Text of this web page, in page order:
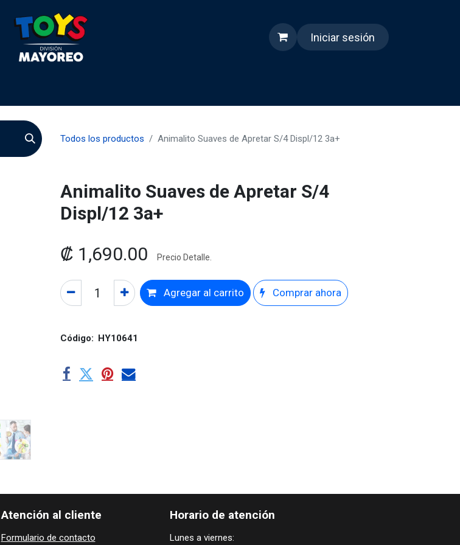
Iniciar sesión
Todos los productos Animalito Suaves de Apretar S/4 Displ/12 3a+
Animalito Suaves de Apretar S/4
Displ/12 3a+
₡ 1,690.00 Precio Detalle.
Agregar al carrito Comprar ahora
Código: HY10641
Horario de atención
Lunes a viernes:
Atención al cliente
Formulario de contacto